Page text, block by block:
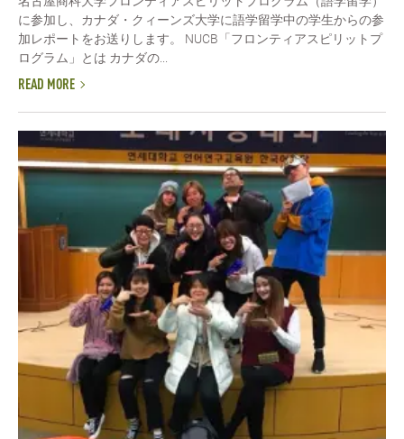
に参加し、カナダ・クィーンズ大学に語学留学中の学生からの参
加レポートをお送りします。 NUCB「フロンティアスピリットプ
ログラム」とは カナダの...
READ MORE